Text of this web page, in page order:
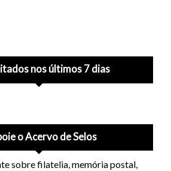
nos últimos 7 dias
o Acervo de Selos
sobre filatelia, memória postal,